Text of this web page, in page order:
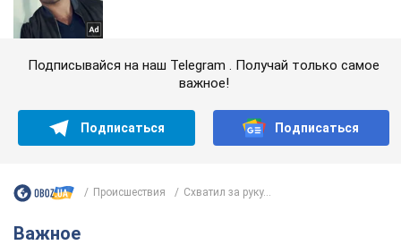
Подписывайся на наш Telegram . Получай только самое
важное!
Подписаться Подписаться
Происшествия Схватил за руку...
Важное